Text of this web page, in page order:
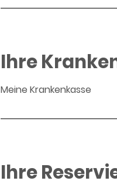
Ihre
Meine Krankenkasse
Ihre